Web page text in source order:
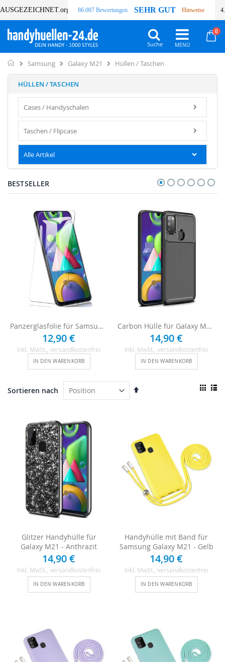
AUSGEZEICHNET.org 86.007 Bewertungen SEHR GUT Hinweise
0
Suche
Home
Samsung Galaxy M21 Hüllen / Taschen
BESTSELLER
Panzerglasfolie für Samsung Galaxy M21
12,90 €
Inkl. MwSt., versandkostenfrei
IN DEN WARENKORB
Carbon Hülle für Galaxy M21 - Schwarz
14,90 €
Inkl. MwSt., versandkostenfrei
IN DEN WARENKORB
Sortieren nach
In
Glitzer Handyhülle für
Galaxy M21 - Anthrazit
14,90 €
Inkl. MwSt. , versandkostenfrei
IN DEN WARENKORB
Handyhülle mit Band für
Samsung Galaxy M21 - Gelb
14,90 €
Inkl. MwSt. , versandkostenfrei
IN DEN WARENKORB
HÜLLEN / TASCHEN
Cases / Handyschalen
Taschen / Flipcase
Alle Artikel